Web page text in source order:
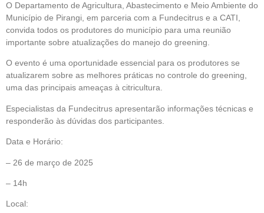
O Departamento de Agricultura, Abastecimento e Meio Ambiente do
Município de Pirangi, em parceria com a Fundecitrus e a CATI,
convida todos os produtores do município para uma reunião
importante sobre atualizações do manejo do greening.
O evento é uma oportunidade essencial para os produtores se
atualizarem sobre as melhores práticas no controle do greening,
uma das principais ameaças à citricultura.
Especialistas da Fundecitrus apresentarão informações técnicas e
responderão às dúvidas dos participantes.
Data e Horário:
– 26 de março de 2025
– 14h
Local: